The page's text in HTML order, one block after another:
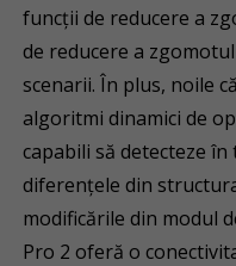
funcții de reducere a
de reducere a
scenarii. În plus, noile
algoritmi dinamici de
capabili să detecteze
diferențele din
modificările din modul
Pro 2 oferă o